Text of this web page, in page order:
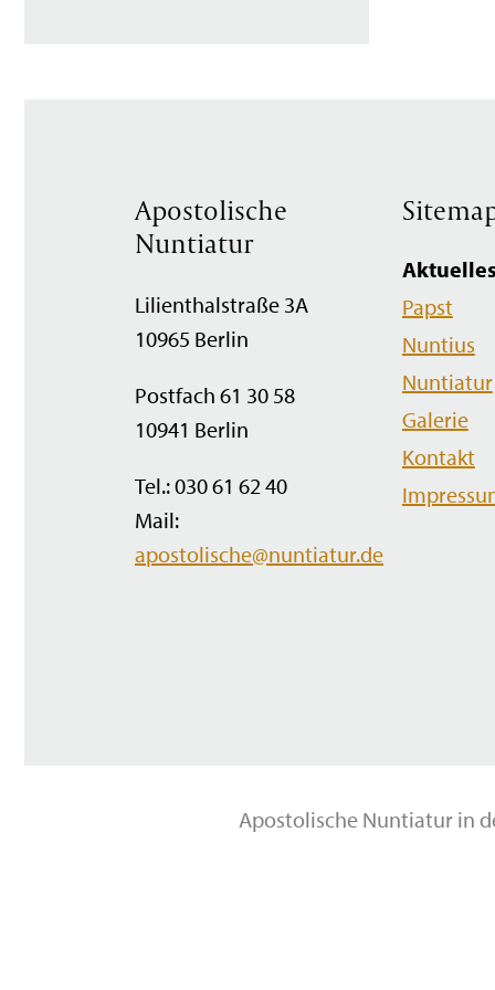
Apostolische
Nuntiatur
Lilienthalstraße 3A
10965 Berlin
Postfach 61 30 58
10941 Berlin
Tel.: 030 61 62 40
Mail:
apostolische@nuntiatur.de
Navigation
überspringen
Papst
Nuntius
Nuntiatur
Galerie
Kontakt
Apostolische Nuntiatur in